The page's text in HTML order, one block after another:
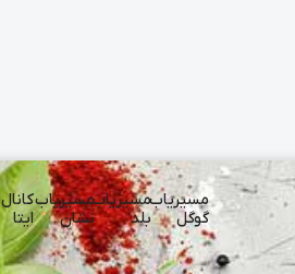
مسیریاب
گوگل
مسیریاب
بلد
مسیریاب
نشان
کانال
ایتا